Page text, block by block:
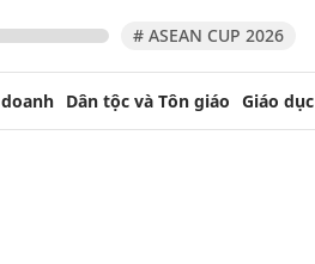
# ASEAN CUP 2026
Dân tộc và Tôn giáo Giáo dục